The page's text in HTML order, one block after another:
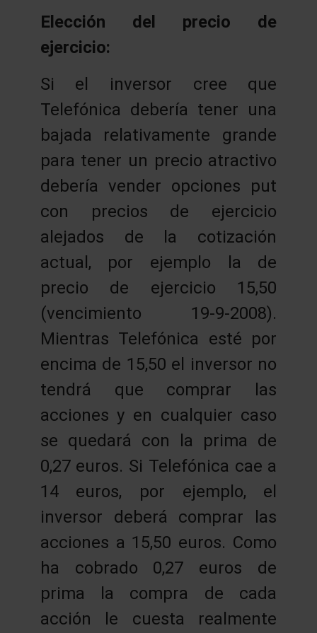
Elección del precio de
ejercicio:
Si el inversor cree que
Telefónica debería tener una
bajada relativamente grande
para tener un precio atractivo
debería vender opciones put
con precios de ejercicio
alejados de la cotización
actual, por ejemplo la de
precio de ejercicio 15,50
(vencimiento 19-9-2008).
Mientras Telefónica esté por
encima de 15,50 el inversor no
tendrá que comprar las
acciones y en cualquier caso
se quedará con la prima de
0,27 euros. Si Telefónica cae a
14 euros, por ejemplo, el
inversor deberá comprar las
acciones a 15,50 euros. Como
ha cobrado 0,27 euros de
prima la compra de cada
acción le cuesta realmente